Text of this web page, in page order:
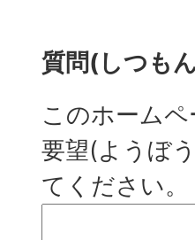
質問(しつも
このホーム
要望(ようぼ
てください。